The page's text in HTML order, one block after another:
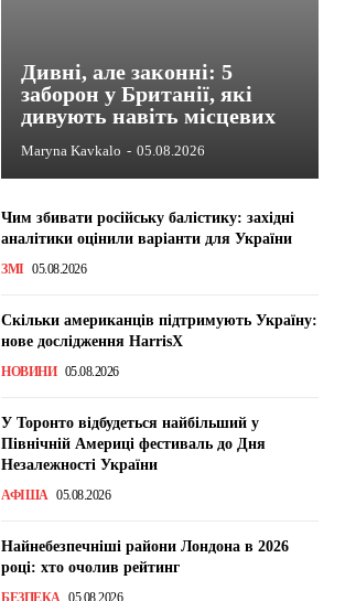
Дивні, але законні: 5
заборон у Британії, які
дивують навіть місцевих
Maryna Kavkalo - 05.08.2026
Чим збивати російську балістику: західні
аналітики оцінили варіанти для України
ЗМІ 05.08.2026
Скільки американців підтримують Україну:
нове дослідження HarrisX
НОВИНИ 05.08.2026
У Торонто відбудеться найбільший у
Північній Америці фестиваль до Дня
Незалежності України
АФІША 05.08.2026
Найнебезпечніші райони Лондона в 2026
році: хто очолив рейтинг
БЕЗПЕКА 05.08.2026